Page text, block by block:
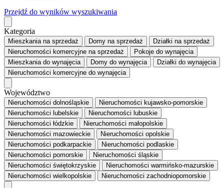
Przejdź do wyników wyszukiwania
Kategoria
Mieszkaniana sprzedaż Domy na sprzedaż Działki na sprzedaż
Nieruchomości komercyjne na sprzedaż Pokoje do wynajęcia
Mieszkaniado wynajęcia Domy do wynajęcia Działki do wynajęcia
Nieruchomości komercyjne do wynajęcia
Województwo
Nieruchomości dolnośląskie
Nieruchomości kujawsko-pomorskie
Nieruchomości lubelskie
Nieruchomości lubuskie
Nieruchomości łódzkie
Nieruchomości małopolskie
Nieruchomości mazowieckie
Nieruchomości opolskie
Nieruchomości podkarpackie
Nieruchomości podlaskie
Nieruchomości pomorskie
Nieruchomości śląskie
Nieruchomości świętokrzyskie
Nieruchomości warmińsko-mazurskie
Nieruchomości wielkopolskie
Nieruchomości zachodniopomorskie